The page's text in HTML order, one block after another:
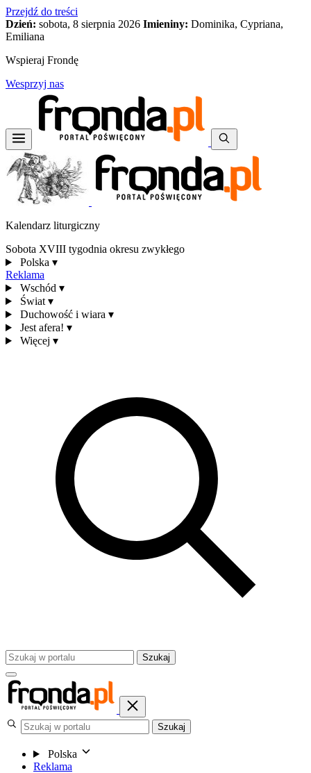
Przejdź do treści
Dzień: sobota, 8 sierpnia 2026 Imieniny: Dominika, Cypriana,
Emiliana
Wspieraj Frondę
Wesprzyj nas
Kalendarz liturgiczny
Sobota XVIII tygodnia okresu zwykłego
Polska ▾
Reklama
Wschód ▾
Świat ▾
Duchowość i wiara ▾
Jest afera! ▾
Więcej ▾
Szukaj
Szukaj
Polska
Reklama